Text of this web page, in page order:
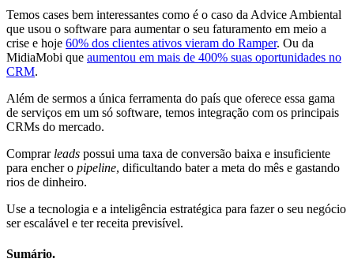
Temos cases bem interessantes como é o caso da Advice Ambiental
que usou o software para aumentar o seu faturamento em meio a
crise e hoje 60% dos clientes ativos vieram do Ramper. Ou da
MidiaMobi que aumentou em mais de 400% suas oportunidades no
CRM.
Além de sermos a única ferramenta do país que oferece essa gama
de serviços em um só software, temos integração com os principais
CRMs do mercado.
Comprar leads possui uma taxa de conversão baixa e insuficiente
para encher o pipeline, dificultando bater a meta do mês e gastando
rios de dinheiro.
Use a tecnologia e a inteligência estratégica para fazer o seu negócio
ser escalável e ter receita previsível.
Sumário.